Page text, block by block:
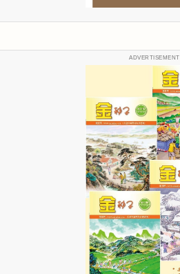
ADVERTISEMENT